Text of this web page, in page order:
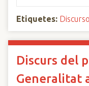
Etiquetes:
Discurs del
Generalitat